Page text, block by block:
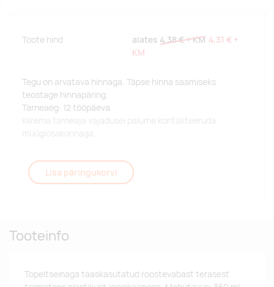
Toote hind alates 4,38 €+ KM 4,31 € +
KM
Tegu on arvatava hinnaga. Täpse hinna saamiseks
teostage hinnapäring.
Tarneaeg: 12 tööpäeva.
Kiirema tarneaja vajadusel palume kontakteeruda
müügiosakonnaga.
Lisa päringukorvi
Tooteinfo
Topeltseinaga taaskasutatud roostevabast terasest